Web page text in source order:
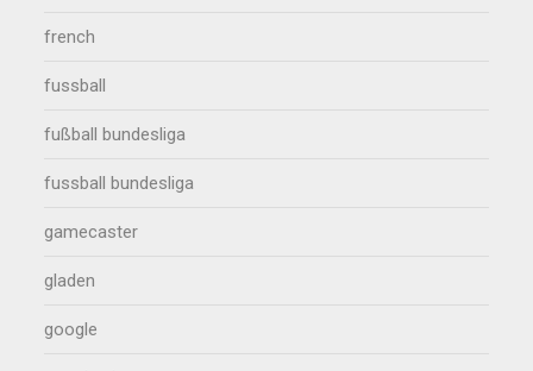
french
fussball
fußball bundesliga
fussball bundesliga
gamecaster
gladen
google